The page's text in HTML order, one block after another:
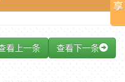
查看下一条
看上一条